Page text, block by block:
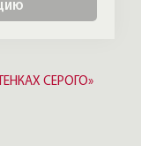
СЕРОГО»